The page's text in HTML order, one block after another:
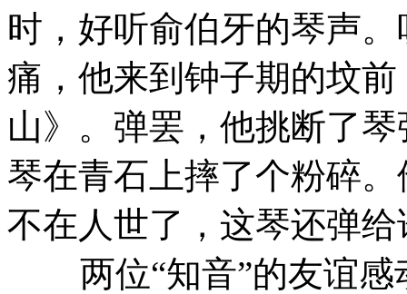
时，好听俞伯牙的琴声
痛，他来到钟子期的坟
山》。弹罢，他挑断了
琴在青石上摔了个粉碎
不在人世了，这琴还弹给
两位“知音”的友谊感